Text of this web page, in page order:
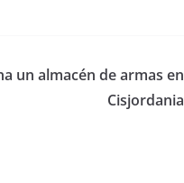
un almacén de armas en
Cisjordania